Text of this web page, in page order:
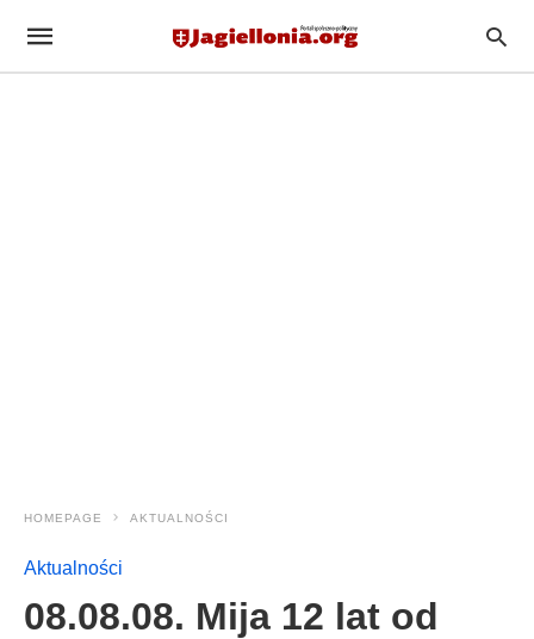
HOMEPAGE AKTUALNOŚCI
Aktualności
08.08.08. Mija 12 lat od